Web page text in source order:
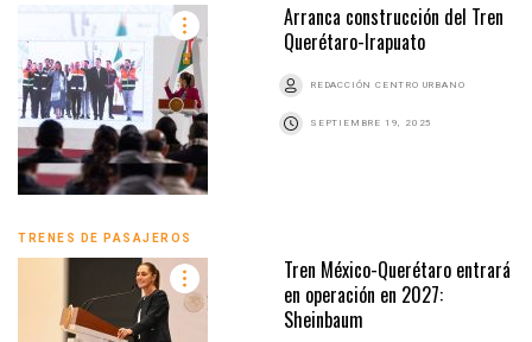
Arranca construcción del Tren
Querétaro-Irapuato
REDACCIÓN CENTRO URBANO
SEPTIEMBRE 19, 2025
TRENES DE PASAJEROS
Tren México-Querétaro entrará
en operación en 2027:
Sheinbaum